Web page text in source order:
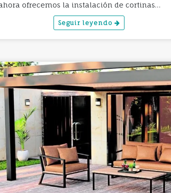
ofrecemos la instalación de cortinas…
Seguir leyendo